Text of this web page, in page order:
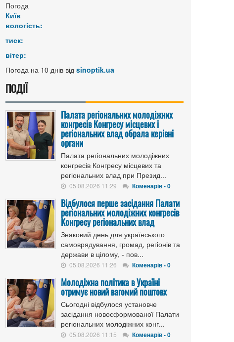
Погода
Київ
вологість:
тиск:
вітер:
Погода на 10 днів від sinoptik.ua
ПОДІЇ
Палата регіональних молодіжних
конгресів Конгресу місцевих і
регіональних влад обрала керівні
органи
Палата регіональних молодіжних
конгресів Конгресу місцевих та
регіональних влад при Презид...
05.08.2026 11:29 Коменарів - 0
Відбулося перше засідання Палати
регіональних молодіжних конгресів
Конгресу регіональних влад
Знаковий день для українського
самоврядування, громад, регіонів та
держави в цілому, - пов...
05.08.2026 11:26 Коменарів - 0
Молодіжна політика в Україні
отримує новий вагомий поштовх
Сьогодні відбулося установче
засідання новосформованої Палати
регіональних молодіжних конг...
05.08.2026 11:15 Коменарів - 0